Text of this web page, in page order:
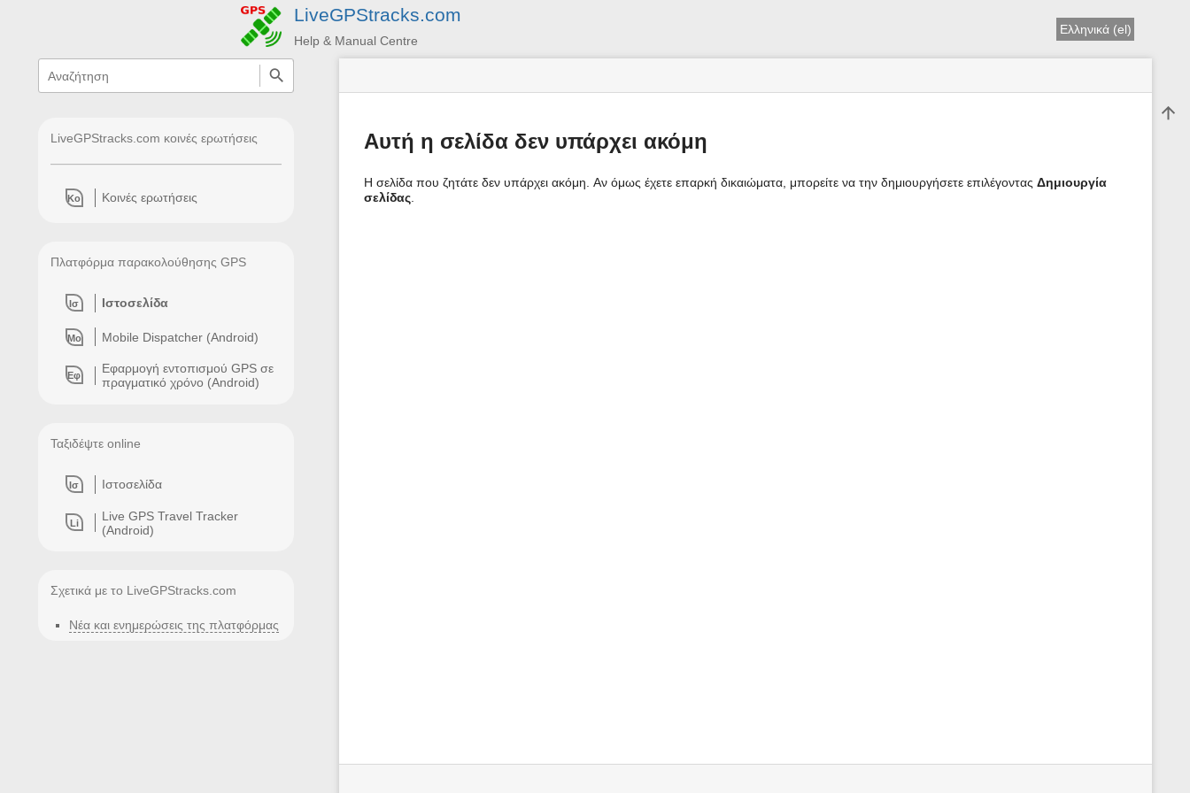
LiveGPStracks.com
Help & Manual Centre
quick
search
LiveGPStracks.com κοινές ερωτήσεις
Κο Κοινές ερωτήσεις
Πλατφόρμα παρακολούθησης GPS
Ισ Ιστοσελίδα
Mo Mobile Dispatcher (Android)
Εφ
Εφαρμογή εντοπισμού GPS σε
πραγματικό χρόνο (Android)
Ταξιδέψτε online
Ισ Ιστοσελίδα
Li
Live GPS Travel Tracker
(Android)
Σχετικά με το LiveGPStracks.com
Νέα και ενημερώσεις της πλατφόρμας
Ελληνικά (el)
Αυτή η σελίδα δεν υπάρχει ακόμη
Η σελίδα που ζητάτε δεν υπάρχει ακόμη. Aν όμως έχετε επαρκή δικαιώματα, μπορείτε να την δημιουργήσετε επιλέγοντας Δημιουργία
σελίδας.